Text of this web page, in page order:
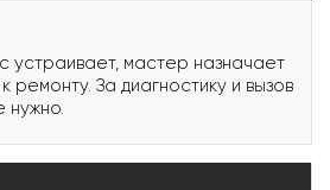
устраивает, мастер назначает
ремонту. За диагностику и вызов
нужно.